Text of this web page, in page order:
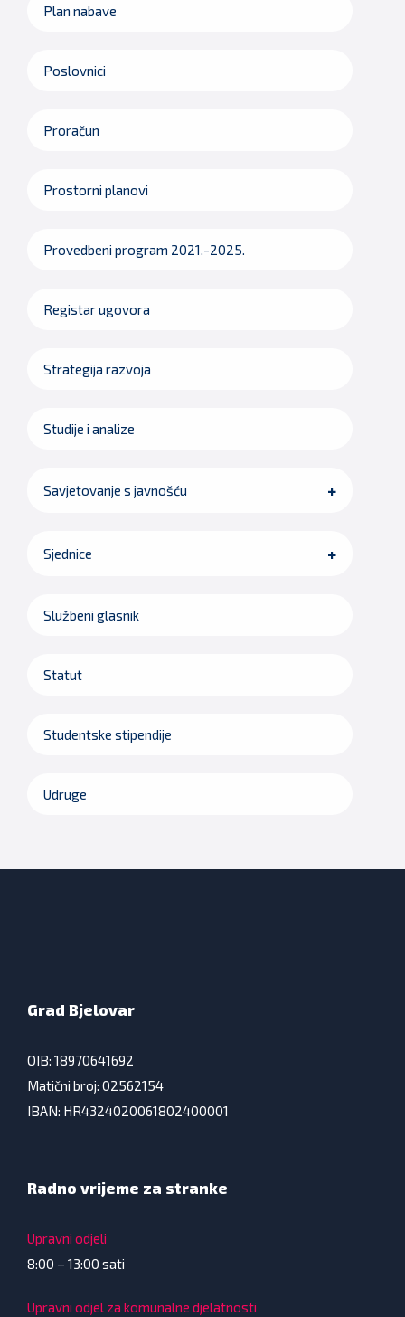
Plan nabave
Poslovnici
Proračun
Prostorni planovi
Provedbeni program 2021.-2025.
Registar ugovora
Strategija razvoja
Studije i analize
Savjetovanje s javnošću
Sjednice
Službeni glasnik
Statut
Studentske stipendije
Udruge
Grad Bjelovar
OIB: 18970641692
Matični broj: 02562154
IBAN: HR4324020061802400001
Radno vrijeme za stranke
Upravni odjeli
8:00 – 13:00 sati
Upravni odjel za komunalne djelatnosti